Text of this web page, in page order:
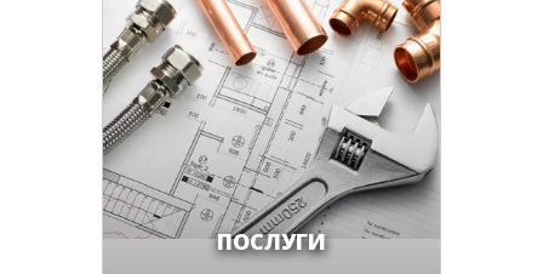
ПОСЛУГИ